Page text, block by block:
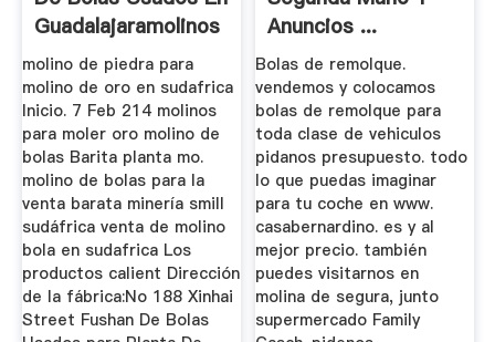
Guadalajaramolinos
De ...
molino de piedra para
molino de oro en sudafrica
Inicio. 7 Feb 214 molinos
para moler oro molino de
bolas Barita planta mo.
molino de bolas para la
venta barata minería smill
sudáfrica venta de molino
bola en sudafrica Los
productos calient Dirección
de la fábrica:No 188 Xinhai
Street Fushan De Bolas
Anuncios ...
Bolas de remolque.
vendemos y colocamos
bolas de remolque para
toda clase de vehiculos
pidanos presupuesto. todo
lo que puedas imaginar
para tu coche en www.
casabernardino. es y al
mejor precio. también
puedes visitarnos en
molina de segura, junto
supermercado Family